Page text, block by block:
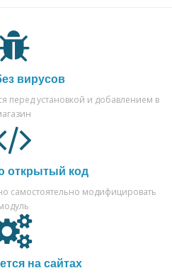
вирусов
перед установкой и добавлением в
открытый код
самостоятельно модифицировать
на сайтах